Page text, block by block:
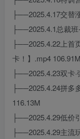
├──2025.4.17交替
├──2025.4.1总裁
├──2025.4.22上首
卡！】.mp4 106.91M
├──2025.4.23双卡
├──2025.4.24拼多
116.13M
├──2025.4.29低价
├──2025.4.29主流